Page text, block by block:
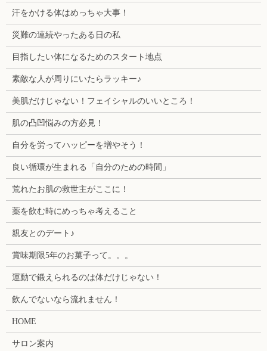
汗をかける体はめっちゃ大事！
災難の連続やったある日の私
目指したい体になるためのスタート地点
素敵な人が周りにいたらラッキー♪
美肌だけじゃない！フェイシャルのいいところ！
肌の凸凹悩みの方必見！
自分を労ってハッピーを増やそう！
良い循環が生まれる「自分のための時間」
荒れたお肌の救世主がここに！
薬を飲む時にめっちゃ考えること
親友とのデート♪
賞味期限5年のお菓子って。。。
運動で鍛えられるのは体だけじゃない！
飲んでないなら流れません！
HOME
サロン案内